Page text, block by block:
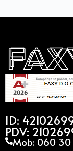
ID:
PDV:
Mob: 060 30